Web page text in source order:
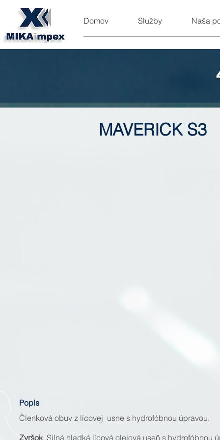
Domov Služby Naša
MAVERICK S3
Popis
Členková obuv z lícovej usne s hydrofóbnou úpravou.
Zvršok: Silná hladká lícová olejová useň s hydrofóbnou